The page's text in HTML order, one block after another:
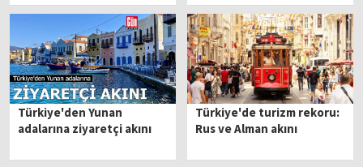
Türkiye'den Yunan
adalarına ziyaretçi akını
Türkiye'de turizm rekoru:
Rus ve Alman akını